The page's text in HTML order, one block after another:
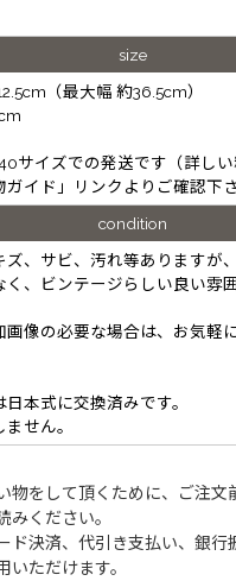
size
（最大幅 約36.5cm）
サイズでの発送です（詳しい
イド」リンクよりご確認下さ
condition
ズ、サビ、汚れ等ありますが
、ビンテージらしい良い雰囲
画像の必要な場合は、お気軽
本式に交換済みです。
せん。
物をして頂くために、ご注文
みください。
ド決済、代引き支払い、銀行
いただけます。